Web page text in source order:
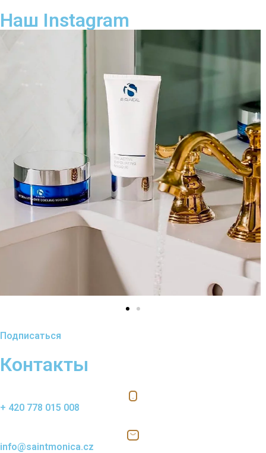
Наш Instagram
Подписаться
Контакты
+ 420 778 015 008
info@saintmonica.cz